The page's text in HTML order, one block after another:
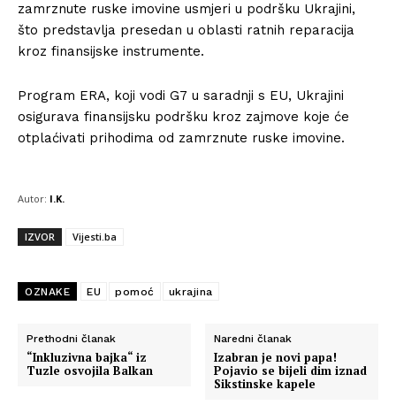
zamrznute ruske imovine usmjeri u podršku Ukrajini,
što predstavlja presedan u oblasti ratnih reparacija
kroz finansijske instrumente.
Program ERA, koji vodi G7 u saradnji s EU, Ukrajini
osigurava finansijsku podršku kroz zajmove koje će
otplaćivati prihodima od zamrznute ruske imovine.
Autor: I.K.
IZVOR Vijesti.ba
OZNAKE EU pomoć ukrajina
Prethodni članak
“Inkluzivna bajka“ iz
Tuzle osvojila Balkan
Naredni članak
Izabran je novi papa!
Pojavio se bijeli dim iznad
Sikstinske kapele